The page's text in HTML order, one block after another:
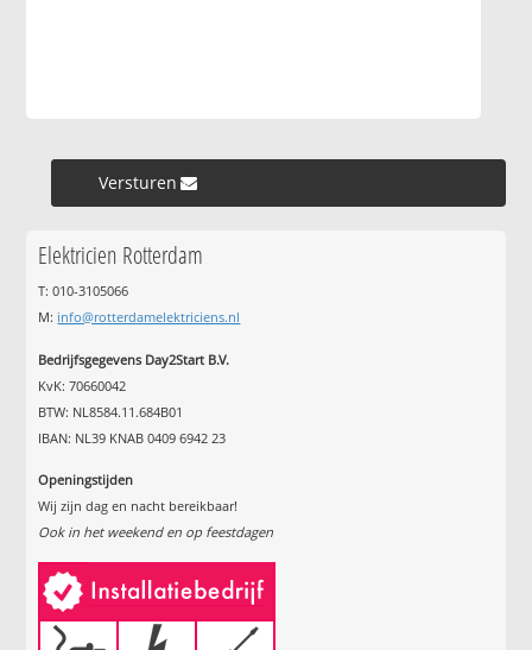
Versturen »
Elektricien Rotterdam
T: 010-3105066
M: info@rotterdamelektriciens.nl
Bedrijfsgegevens Day2Start B.V.
KvK: 70660042
BTW: NL8584.11.684B01
IBAN: NL39 KNAB 0409 6942 23
Openingstijden
Wij zijn dag en nacht bereikbaar!
Ook in het weekend en op feestdagen